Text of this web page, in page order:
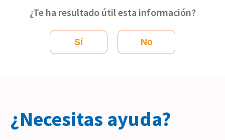
¿Te ha resultado útil esta información?
Sí No
¿Necesitas ayuda?